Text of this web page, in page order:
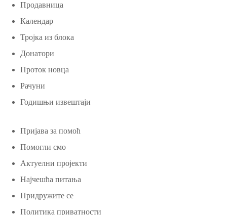
Продавница
Календар
Тројка из блока
Донатори
Проток новца
Рачуни
Годишњи извештаји
Пријава за помоћ
Помогли смо
Актуелни пројекти
Најчешћа питања
Придружите се
Политика приватности